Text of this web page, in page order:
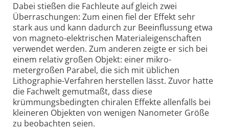
Dabei stießen die Fachleute auf gleich zwei
Überraschungen: Zum einen fiel der Effekt sehr
stark aus und kann dadurch zur Beeinflussung etwa
von magneto-elektrischen Materialeigenschaften
verwendet werden. Zum anderen zeigte er sich bei
einem relativ großen Objekt: einer mikro­
metergroßen Parabel, die sich mit üblichen
Lithographie-Verfahren herstellen lässt. Zuvor hatte
die Fachwelt gemutmaßt, dass diese
krümmungsbedingten chiralen Effekte allenfalls bei
kleineren Objekten von wenigen Nanometer Größe
zu beobachten seien.